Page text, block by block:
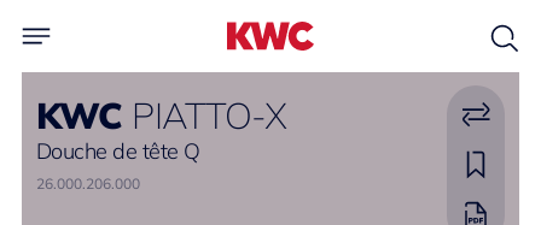
KWC PIATTO-X
Douche de tête Q
26.000.206.000